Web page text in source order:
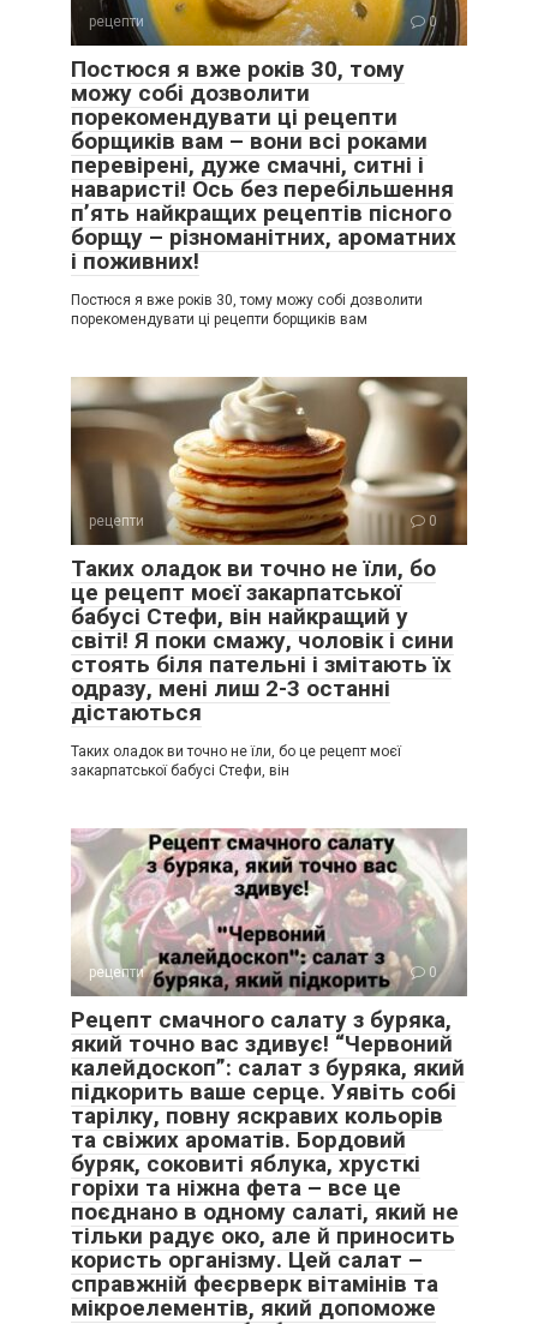
рецепти 0
Постюся я вже років 30, тому
можу собі дозволити
порекомендувати ці рецепти
борщиків вам – вони всі роками
перевірені, дуже смачні, ситні і
наваристі! Ось без перебільшення
п’ять найкращих рецептів пісного
борщу – різноманітних, ароматних
і поживних!
Постюся я вже років 30, тому можу собі дозволити
порекомендувати ці рецепти борщиків вам
рецепти 0
Таких оладок ви точно не їли, бо
це рецепт моєї закарпатської
бабусі Стефи, він найкращий у
світі! Я поки смажу, чоловік і сини
стоять біля пательні і змітають їх
одразу, мені лиш 2-3 останні
дістаються
Таких оладок ви точно не їли, бо це рецепт моєї
закарпатської бабусі Стефи, він
рецепти 0
Рецепт смачного салату з буряка,
який точно вас здивує! “Червоний
калейдоскоп”: салат з буряка, який
підкорить ваше серце. Уявіть собі
тарілку, повну яскравих кольорів
та свіжих ароматів. Бордовий
буряк, соковиті яблука, хрусткі
горіхи та ніжна фета – все це
поєднано в одному салаті, який не
тільки радує око, але й приносить
користь організму. Цей салат –
справжній феєрверк вітамінів та
мікроелементів, який допоможе